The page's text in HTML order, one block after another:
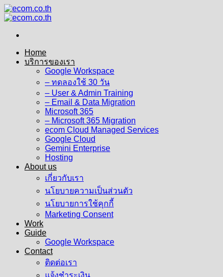
Skip
to
Home
บริการของเรา
Google Workspace
– ทดลองใช้ 30 วัน
– User & Admin Training
– Email & Data Migration
Microsoft 365
– Microsoft 365 Migration
ecom Cloud Managed Services
Google Cloud
Gemini Enterprise
Hosting
About us
เกี่ยวกับเรา
นโยบายความเป็นส่วนตัว
นโยบายการใช้คุกกี้
Marketing Consent
Work
Guide
Google Workspace
Contact
ติดต่อเรา
แจ้งชำระเงิน